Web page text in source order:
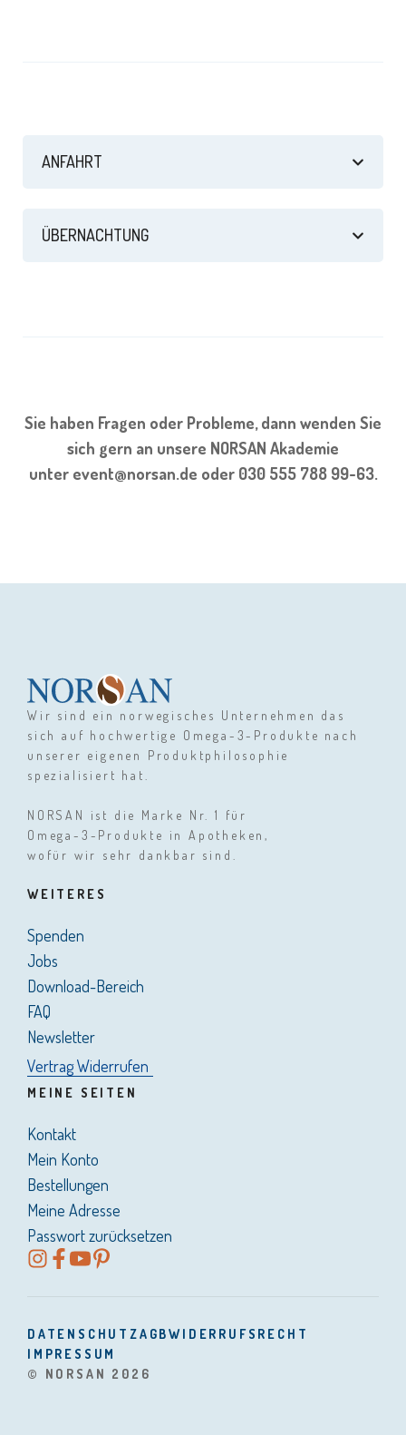
ANFAHRT
ÜBERNACHTUNG
Sie haben Fragen oder Probleme, dann wenden Sie
sich gern an unsere NORSAN Akademie
unter event@norsan.de oder 030 555 788 99-63.
Wir sind ein norwegisches Unternehmen das
sich auf hochwertige Omega-3-Produkte nach
unserer eigenen Produktphilosophie
spezialisiert hat.
NORSAN ist die Marke Nr. 1 für
Omega-3-Produkte in Apotheken,
wofür wir sehr dankbar sind.
WEITERES
Spenden
Jobs
Download-Bereich
FAQ
Newsletter
Vertrag Widerrufen
MEINE SEITEN
Kontakt
Mein Konto
Bestellungen
Meine Adresse
Passwort zurücksetzen
© NORSAN 2026
DATENSCHUTZAGBWIDERRUFSRECHT
IMPRESSUM